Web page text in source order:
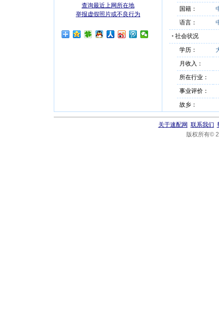
查询最近上网所在地
举报虚假照片或不良行为
国籍：
语言：
• 社会状况
学历：
月收入：
所在行业：
事业评价：
故乡：
关于速配网 联系我们
版权所有©